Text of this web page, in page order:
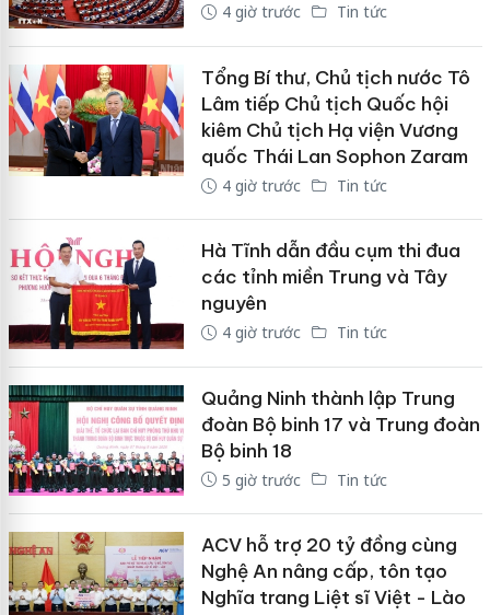
4 giờ trước Tin tức
Tổng Bí thư, Chủ tịch nước Tô
Lâm tiếp Chủ tịch Quốc hội
kiêm Chủ tịch Hạ viện Vương
quốc Thái Lan Sophon Zaram
4 giờ trước Tin tức
Hà Tĩnh dẫn đầu cụm thi đua
các tỉnh miền Trung và Tây
nguyên
4 giờ trước Tin tức
Quảng Ninh thành lập Trung
đoàn Bộ binh 17 và Trung đoàn
Bộ binh 18
5 giờ trước Tin tức
ACV hỗ trợ 20 tỷ đồng cùng
Nghệ An nâng cấp, tôn tạo
Nghĩa trang Liệt sĩ Việt - Lào